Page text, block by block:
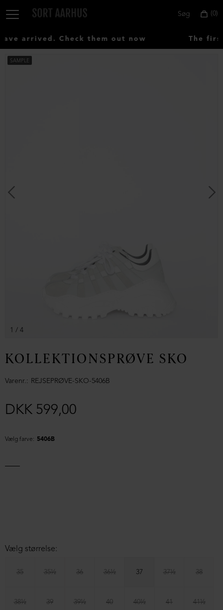
0
Søg
arrived. Check them out now The first
SAMPLE
1 / 4
KOLLEKTIONSPRØVE SKO
Varenr. REJSEPRØVE-SKO-5406B
DKK 599,00
Vælg farve: 5406B
Vælg størrelse:
35 35½ 36 36½ 37 37½ 38
38½ 39 39½ 40 40½ 41 41½